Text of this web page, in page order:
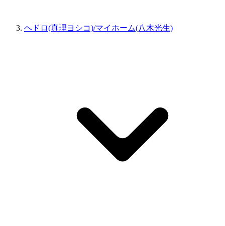
ヘドロ(真理ヨシコ)/マイホーム(八木光生)